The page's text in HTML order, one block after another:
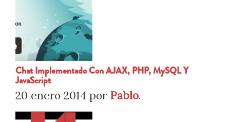
Chat Implementado Con AJAX, PHP, MySQL Y
JavaScript
20 enero 2014 por Pablo.